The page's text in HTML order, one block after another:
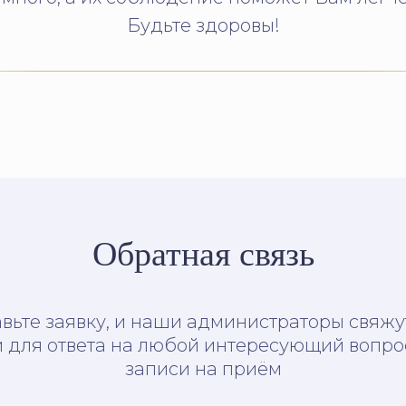
Будьте здоровы!
Обратная связь
заявку, и наши администраторы
ответа на любой интересующий
записи на приём